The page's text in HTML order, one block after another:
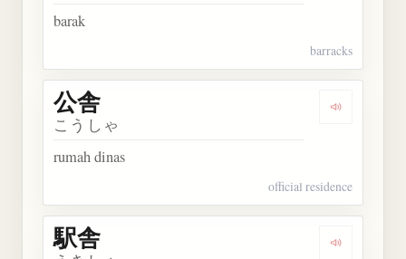
barak
barracks
Dengarkan
公舎
こうしゃ
rumah dinas
official residence
Dengarkan
駅舎